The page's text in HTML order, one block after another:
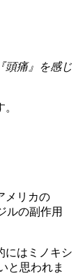
『頭痛』を感じ
メリカの
ルの副作用
にはミノキシ
と思われま